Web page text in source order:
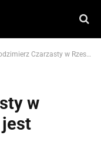
Czarzasty w Rzeszowie: Koalicja jest stabilna
w
jest